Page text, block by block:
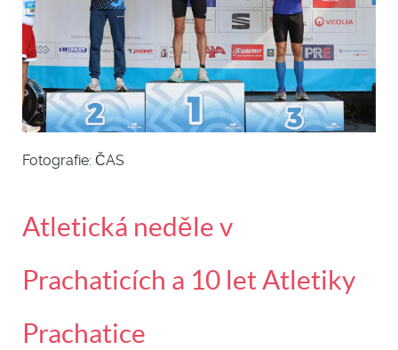
Fotografie: ČAS
Atletická neděle v
Prachaticích a 10 let Atletiky
Prachatice